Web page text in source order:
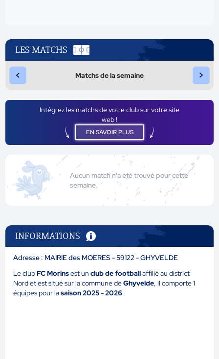
LES MATCHS
< Matchs de la semaine >
Intégrez les matchs de votre club sur votre site
web !
EN SAVOIR PLUS
Aucun match n'a été trouvé pour cette
semaine.
INFORMATIONS
Adresse : MAIRIE des MOERES - 59122 - GHYVELDE
Le clubFC Morinsest unclub de footballaffilié au district
Nord et est situé sur la commune deGhyvelde, il comporte 1
équipes pour lasaison 2025 - 2026.